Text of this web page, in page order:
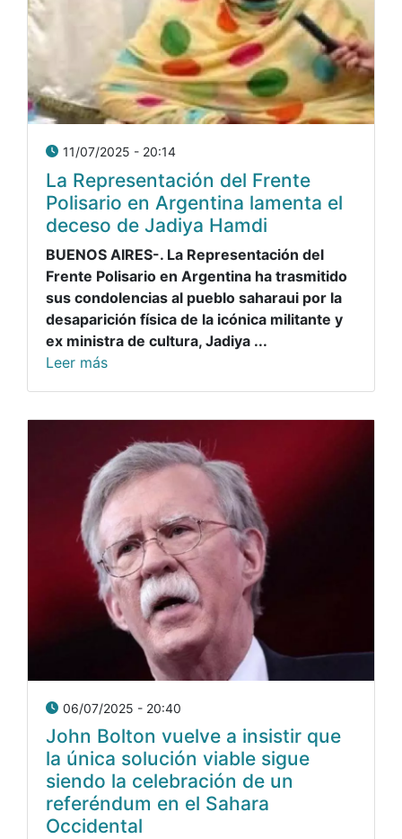
11/07/2025 - 20:14
La Representación del Frente
Polisario en Argentina lamenta el
deceso de Jadiya Hamdi
BUENOS AIRES-. La Representación del
Frente Polisario en Argentina ha trasmitido
sus condolencias al pueblo saharaui por la
desaparición física de la icónica militante y
ex ministra de cultura, Jadiya ...
Leer más
06/07/2025 - 20:40
John Bolton vuelve a insistir que
la única solución viable sigue
siendo la celebración de un
referéndum en el Sahara
Occidental